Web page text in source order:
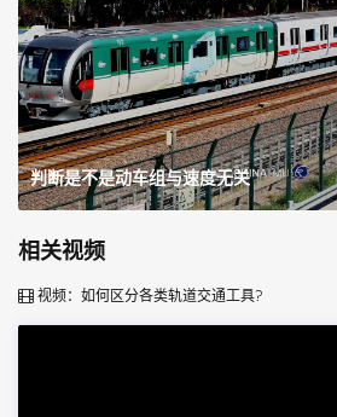
判断是不是动车组与速度无关
相关视频
视频：如何区分各类轨道交通工具?